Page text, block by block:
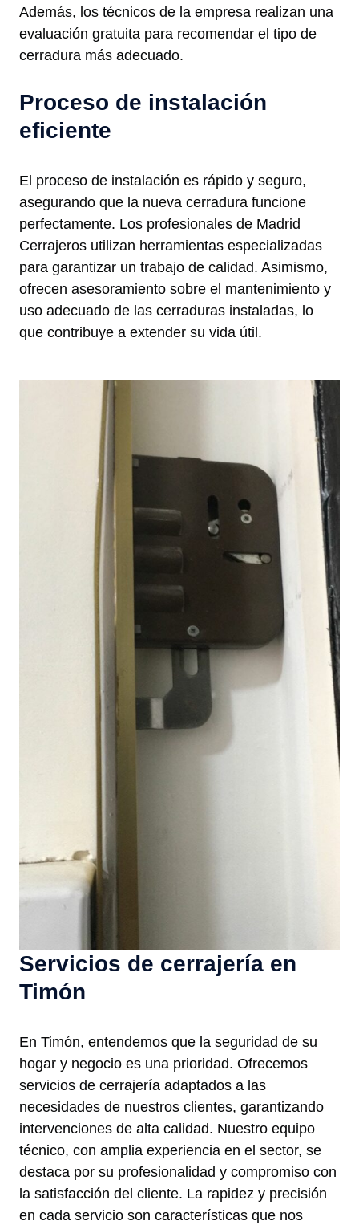
Además, los técnicos de la empresa realizan una
evaluación gratuita para recomendar el tipo de
cerradura más adecuado.
Proceso de instalación
eficiente
El proceso de instalación es rápido y seguro,
asegurando que la nueva cerradura funcione
perfectamente. Los profesionales de Madrid
Cerrajeros utilizan herramientas especializadas
para garantizar un trabajo de calidad. Asimismo,
ofrecen asesoramiento sobre el mantenimiento y
uso adecuado de las cerraduras instaladas, lo
que contribuye a extender su vida útil.
Servicios de cerrajería en
Timón
En Timón, entendemos que la seguridad de su
hogar y negocio es una prioridad. Ofrecemos
servicios de cerrajería adaptados a las
necesidades de nuestros clientes, garantizando
intervenciones de alta calidad. Nuestro equipo
técnico, con amplia experiencia en el sector, se
destaca por su profesionalidad y compromiso con
la satisfacción del cliente. La rapidez y precisión
en cada servicio son características que nos